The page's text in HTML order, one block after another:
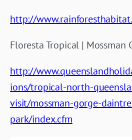
http://
Floresta Tropical | Mossman
http://
ions/tropical-north-
visit/mossman-gorge-
park/index.cfm